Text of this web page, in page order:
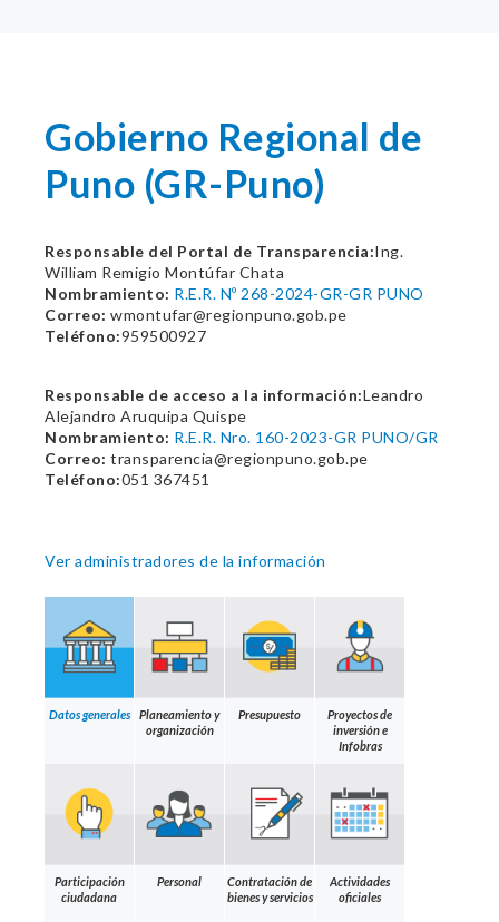
Gobierno Regional de
Puno (GR-Puno)
Responsable del Portal de Transparencia:Ing.
William Remigio Montúfar Chata
Nombramiento: R.E.R. Nº 268-2024-GR-GR PUNO
Correo: wmontufar@regionpuno.gob.pe
Teléfono:959500927
Responsable de acceso a la información:Leandro
Alejandro Aruquipa Quispe
Nombramiento: R.E.R. Nro. 160-2023-GR PUNO/GR
Correo: transparencia@regionpuno.gob.pe
Teléfono:051 367451
Ver administradores de la información
Datos generales
Planeamiento y
organización
Presupuesto
Proyectos de
inversión e
Infobras
Participación
ciudadana
Personal
Contratación de
bienes y servicios
Actividades
oficiales